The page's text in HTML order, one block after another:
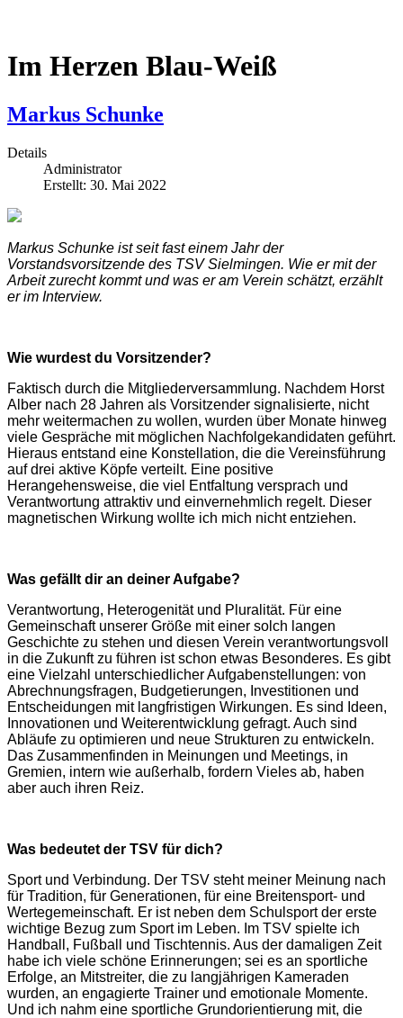
Im Herzen Blau-Weiß
Markus Schunke
Details
Administrator
Erstellt: 30. Mai 2022
Markus Schunke ist seit fast einem Jahr der
Vorstandsvorsitzende des TSV Sielmingen. Wie er mit der
Arbeit zurecht kommt und was er am Verein schätzt, erzählt
er im Interview.
Wie wurdest du Vorsitzender?
Faktisch durch die Mitgliederversammlung. Nachdem Horst
Alber nach 28 Jahren als Vorsitzender signalisierte, nicht
mehr weitermachen zu wollen, wurden über Monate hinweg
viele Gespräche mit möglichen Nachfolgekandidaten geführt.
Hieraus entstand eine Konstellation, die die Vereinsführung
auf drei aktive Köpfe verteilt. Eine positive
Herangehensweise, die viel Entfaltung versprach und
Verantwortung attraktiv und einvernehmlich regelt. Dieser
magnetischen Wirkung wollte ich mich nicht entziehen.
Was gefällt dir an deiner Aufgabe?
Verantwortung, Heterogenität und Pluralität. Für eine
Gemeinschaft unserer Größe mit einer solch langen
Geschichte zu stehen und diesen Verein verantwortungsvoll
in die Zukunft zu führen ist schon etwas Besonderes. Es gibt
eine Vielzahl unterschiedlicher Aufgabenstellungen: von
Abrechnungsfragen, Budgetierungen, Investitionen und
Entscheidungen mit langfristigen Wirkungen. Es sind Ideen,
Innovationen und Weiterentwicklung gefragt. Auch sind
Abläufe zu optimieren und neue Strukturen zu entwickeln.
Das Zusammenfinden in Meinungen und Meetings, in
Gremien, intern wie außerhalb, fordern Vieles ab, haben
aber auch ihren Reiz.
Was bedeutet der TSV für dich?
Sport und Verbindung. Der TSV steht meiner Meinung nach
für Tradition, für Generationen, für eine Breitensport- und
Wertegemeinschaft. Er ist neben dem Schulsport der erste
wichtige Bezug zum Sport im Leben. Im TSV spielte ich
Handball, Fußball und Tischtennis. Aus der damaligen Zeit
habe ich viele schöne Erinnerungen; sei es an sportliche
Erfolge, an Mitstreiter, die zu langjährigen Kameraden
wurden, an engagierte Trainer und emotionale Momente.
Und ich nahm eine sportliche Grundorientierung mit, die